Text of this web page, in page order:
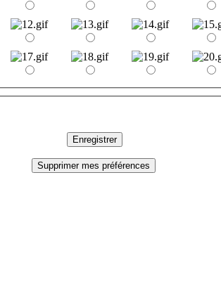
Enregistrer
Supprimer mes préférences